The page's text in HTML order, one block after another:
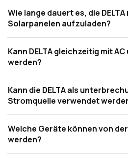
Wie lange dauert es, die DELTA
Solarpanelen aufzuladen?
Kann DELTA gleichzeitig mit
werden?
Kann die DELTA als
Stromquelle verwendet
Welche Geräte können von
werden?